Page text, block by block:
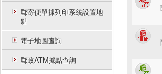
郵寄便單據列印系統設置地
點
電子地圖查詢
郵政ATM據點查詢